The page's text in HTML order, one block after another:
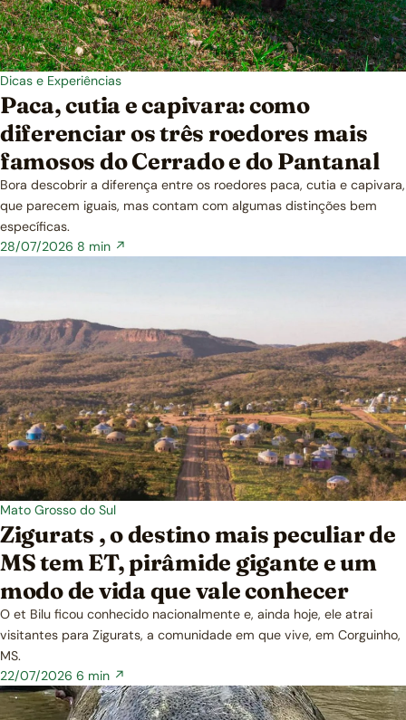
Dicas e Experiências
Paca, cutia e capivara: como
diferenciar os três roedores mais
famosos do Cerrado e do Pantanal
Bora descobrir a diferença entre os roedores paca, cutia e capivara,
que parecem iguais, mas contam com algumas distinções bem
específicas.
28/07/2026 8 min ↗
Mato Grosso do Sul
Zigurats , o destino mais peculiar de
MS tem ET, pirâmide gigante e um
modo de vida que vale conhecer
O et Bilu ficou conhecido nacionalmente e, ainda hoje, ele atrai
visitantes para Zigurats, a comunidade em que vive, em Corguinho,
MS.
22/07/2026 6 min ↗